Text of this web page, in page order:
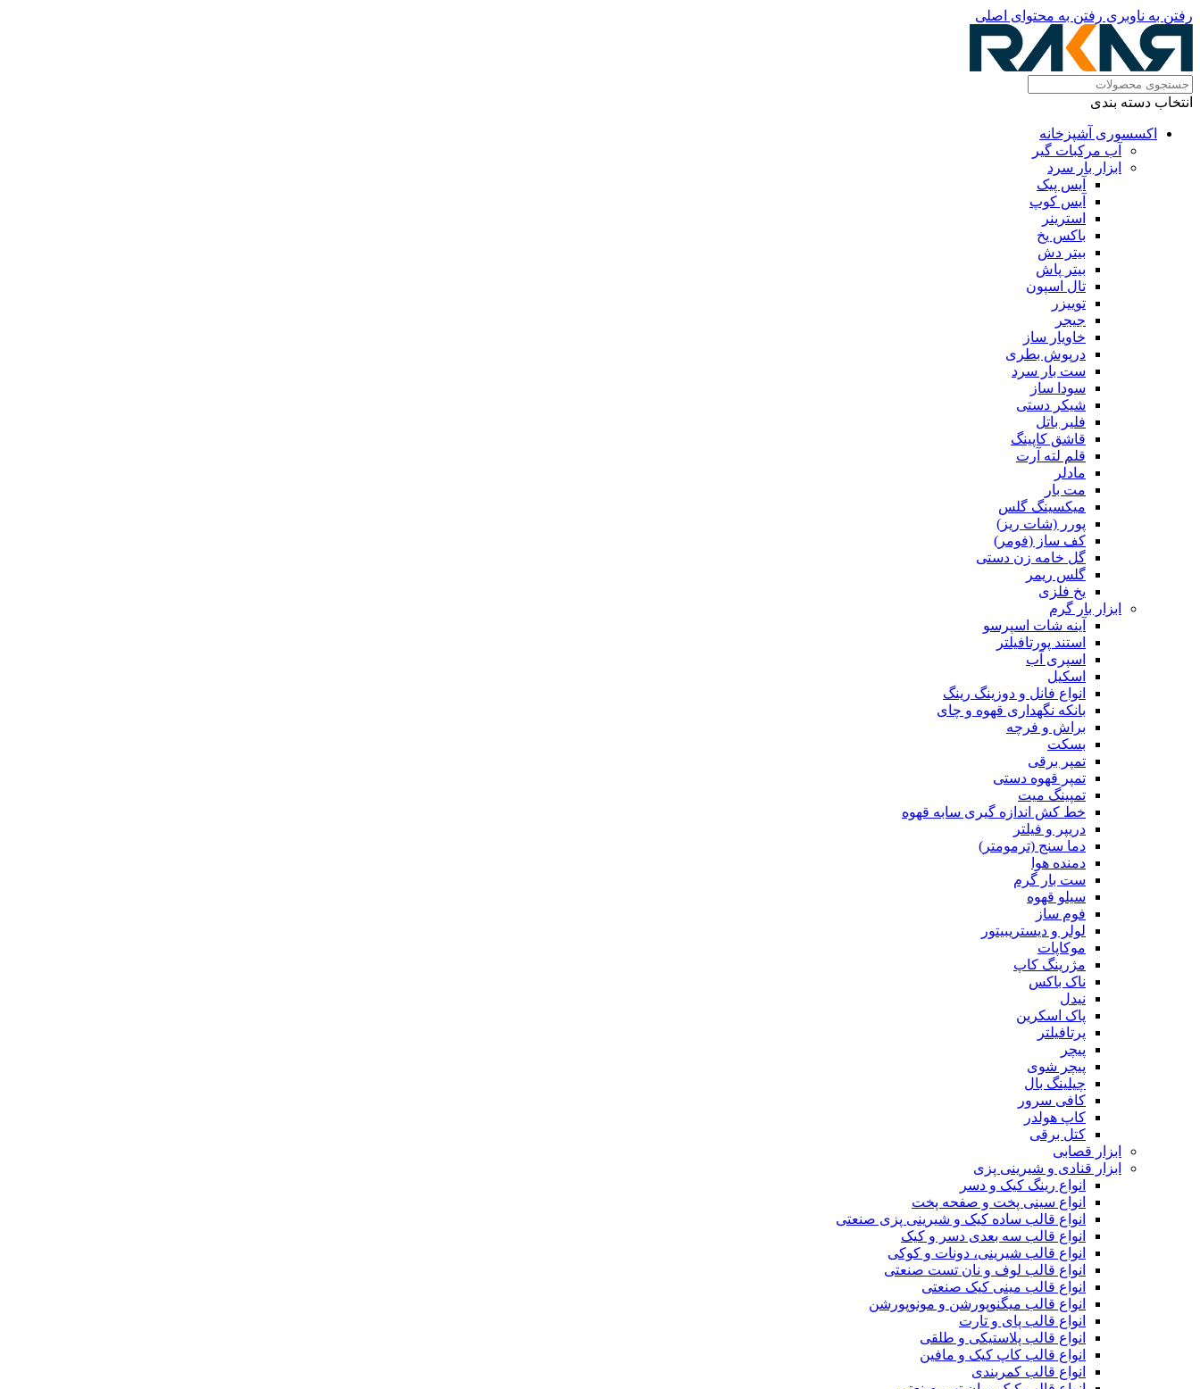
رفتن به ناوبری رفتن به محتوای اصلی
انتخاب دسته بندی
اکسسوری آشپزخانه
آب مرکبات گیر
ابزار بار سرد
آیس پیک
آیس کوپ
استرینر
باکس یخ
بیتر دش
بیتر پاش
تال اسپون
توییزر
جیجر
خاویار ساز
درپوش بطری
ست بار سرد
سودا ساز
شیکر دستی
فلیر باتل
قاشق کاپینگ
قلم لته آرت
مادلر
مت بار
میکسینگ گلس
پورر (شات ریز)
کف ساز (فومر)
گل خامه زن دستی
گلس ریمر
یخ فلزی
ابزار بار گرم
آینه شات اسپرسو
استند پورتافیلتر
اسپری آب
اسکیل
انواع فانل و دوزینگ رینگ
بانکه نگهداری قهوه و چای
براش و فرچه
بسکت
تمپر برقی
تمپر قهوه دستی
تمپینگ میت
خط کش اندازه گیری سابه قهوه
دریپر و فیلتر
دما سنج (ترمومتر)
دمنده هوا
ست بار گرم
سیلو قهوه
فوم ساز
لولر و دیستریبیتور
موکاپات
مژرینگ کاپ
ناک باکس
نیدل
پاک اسکرین
پرتافیلتر
پیچر
پیچر شوی
چیلینگ بال
کافی سرور
کاپ هولدر
کتل برقی
ابزار قصابی
ابزار قنادی و شیرینی پزی
انواع رینگ کیک و دسر
انواع سینی پخت و صفحه پخت
انواع قالب ساده کیک و شیرینی‌ پزی صنعتی
انواع قالب سه بعدی دسر و کیک
انواع قالب شیرینی، دونات و کوکی
انواع قالب لوف و نان تست صنعتی
انواع قالب مینی کیک صنعتی
انواع قالب میگنوپورشن و مونوپورشن
انواع قالب پای و تارت
انواع قالب پلاستیکی و طلقی
انواع قالب کاپ کیک و مافین
انواع قالب کمربندی